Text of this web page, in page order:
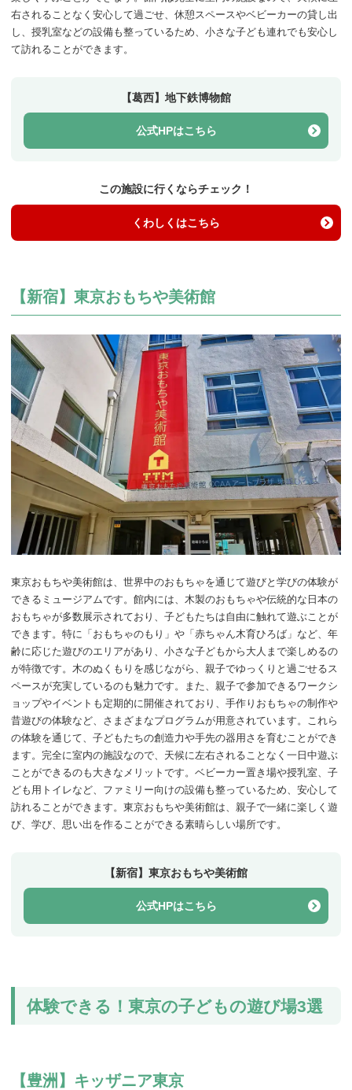
右されることなく安心して過ごせ、休憩スペースやベビーカーの貸し出
し、授乳室などの設備も整っているため、小さな子ども連れでも安心し
て訪れることができます。
【葛西】地下鉄博物館
公式HPはこちら
この施設に行くならチェック！
くわしくはこちら
【新宿】東京おもちや美術館
東京おもちや美術館は、世界中のおもちゃを通じて遊びと学びの体験が
できるミュージアムです。館内には、木製のおもちゃや伝統的な日本の
おもちゃが多数展示されており、子どもたちは自由に触れて遊ぶことが
できます。特に「おもちゃのもり」や「赤ちゃん木育ひろば」など、年
齢に応じた遊びのエリアがあり、小さな子どもから大人まで楽しめるの
が特徴です。木のぬくもりを感じながら、親子でゆっくりと過ごせるス
ペースが充実しているのも魅力です。また、親子で参加できるワークシ
ョップやイベントも定期的に開催されており、手作りおもちゃの制作や
昔遊びの体験など、さまざまなプログラムが用意されています。これら
の体験を通じて、子どもたちの創造力や手先の器用さを育むことができ
ます。完全に室内の施設なので、天候に左右されることなく一日中遊ぶ
ことができるのも大きなメリットです。ベビーカー置き場や授乳室、子
ども用トイレなど、ファミリー向けの設備も整っているため、安心して
訪れることができます。東京おもちや美術館は、親子で一緒に楽しく遊
び、学び、思い出を作ることができる素晴らしい場所です。
【新宿】東京おもちや美術館
公式HPはこちら
体験できる！東京の子どもの遊び場3選
【豊洲】キッザニア東京